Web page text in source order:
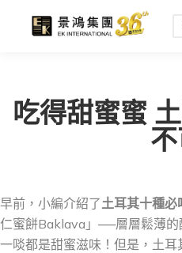
吃得甜蜜蜜
早前，小編介紹了 土耳其十種必
仁蜜餅Baklava」──層層鬆薄
一啖都是甜蜜滋味！但是，土耳